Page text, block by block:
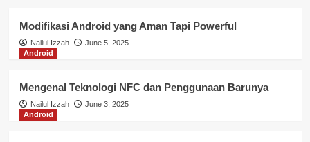
Modifikasi Android yang Aman Tapi Powerful
Nailul Izzah
June 5, 2025
Android
Mengenal Teknologi NFC dan Penggunaan Barunya
Nailul Izzah
June 3, 2025
Android